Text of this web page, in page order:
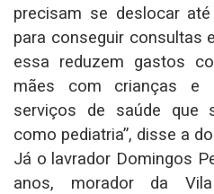
precisam se deslocar
para conseguir consultas
essa reduzem gastos
mães com crianças e
serviços de saúde que
como pediatria”, disse a
Já o lavrador Domingos
anos, morador da